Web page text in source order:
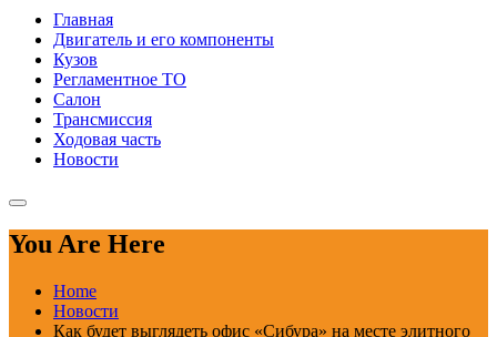
Главная
Двигатель и его компоненты
Кузов
Регламентное ТО
Салон
Трансмиссия
Ходовая часть
Новости
You Are Here
Home
Новости
Как будет выглядеть офис «Сибура» на месте элитного